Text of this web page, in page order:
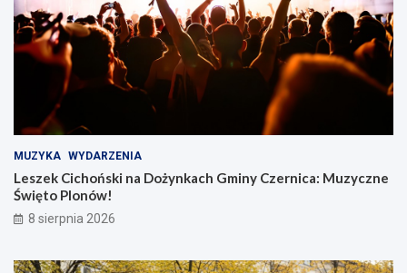
MUZYKA WYDARZENIA
Leszek Cichoński na Dożynkach Gminy Czernica: Muzyczne
Święto Plonów!
8 sierpnia 2026